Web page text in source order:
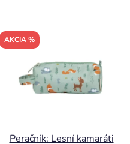
AKCIA %
Peračník: Lesní kamaráti